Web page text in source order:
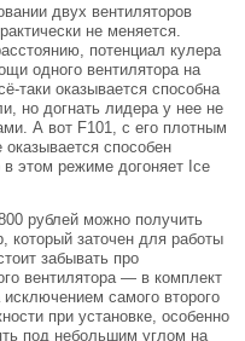
двух вентиляторов
не меняется.
потенциал кулера
одного вентилятора на
таки оказывается способна
но догнать лидера у нее не
А вот F101, с его плотным
способен
этом режиме догоняет Ice
рублей можно получить
который заточен для работы
забывать про
вентилятора — в комплект
самого второго
при установке, особенно
под небольшим углом на